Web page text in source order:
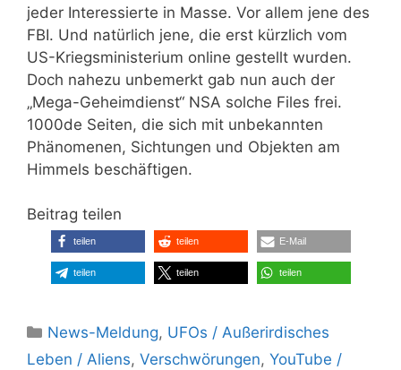
jeder Interessierte in Masse. Vor allem jene des
FBI. Und natürlich jene, die erst kürzlich vom
US-Kriegsministerium online gestellt wurden.
Doch nahezu unbemerkt gab nun auch der
„Mega-Geheimdienst“ NSA solche Files frei.
1000de Seiten, die sich mit unbekannten
Phänomenen, Sichtungen und Objekten am
Himmels beschäftigen.
Beitrag teilen
teilen teilen E-Mail
teilen teilen teilen
Kategorien
News-Meldung, UFOs / Außerirdisches
Leben / Aliens, Verschwörungen, YouTube /